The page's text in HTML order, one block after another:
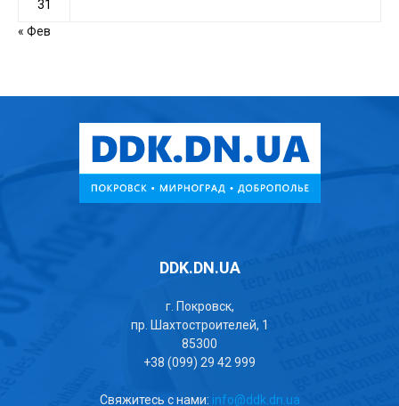
31
« Фев
DDK.DN.UA
г. Покровск,
пр. Шахтостроителей, 1
85300
+38 (099) 29 42 999
Свяжитесь с нами: info@ddk.dn.ua